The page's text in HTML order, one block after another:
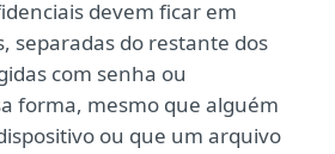
devem ficar em
separadas do restante dos
com senha ou
forma, mesmo que alguém
ou que um arquivo